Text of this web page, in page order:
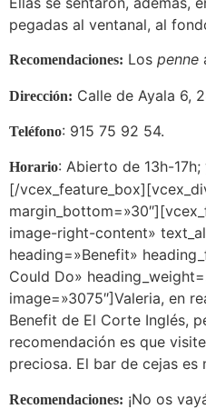
pegadas al ventanal, al
Recomendaciones: Los penne
Dirección: Calle de Ayala 6,
Teléfono: 915 75 92 54.
Horario: Abierto de 13h-
[/
image-right-content»
heading=»Benefit»
Could Do»
image=»3075″]Valeria, en
Benefit de El Corte Inglés,
recomendación es que
preciosa. El bar de cejas
Recomendaciones: ¡No os